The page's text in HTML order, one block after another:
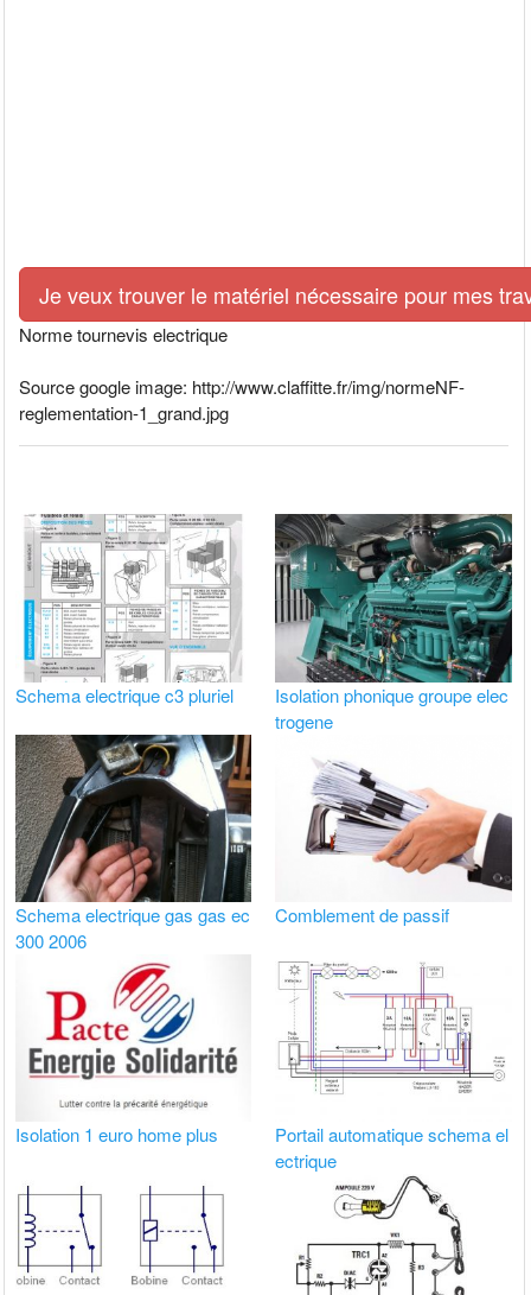
Je veux trouver le matériel nécessaire pour mes
Norme tournevis electrique
Source google image: http://www.claffitte.fr/img/normeNF-
reglementation-1_grand.jpg
Schema electrique c3 pluriel
Isolation phonique groupe elec
trogene
Schema electrique gas gas ec
300 2006
Comblement de passif
Isolation 1 euro home plus
Portail automatique schema el
ectrique